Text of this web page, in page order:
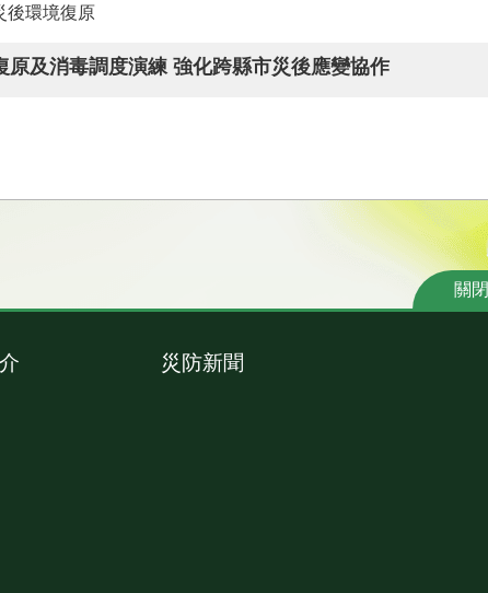
後環境復原
原及消毒調度演練 強化跨縣市災後應變協作
關閉
災防新聞